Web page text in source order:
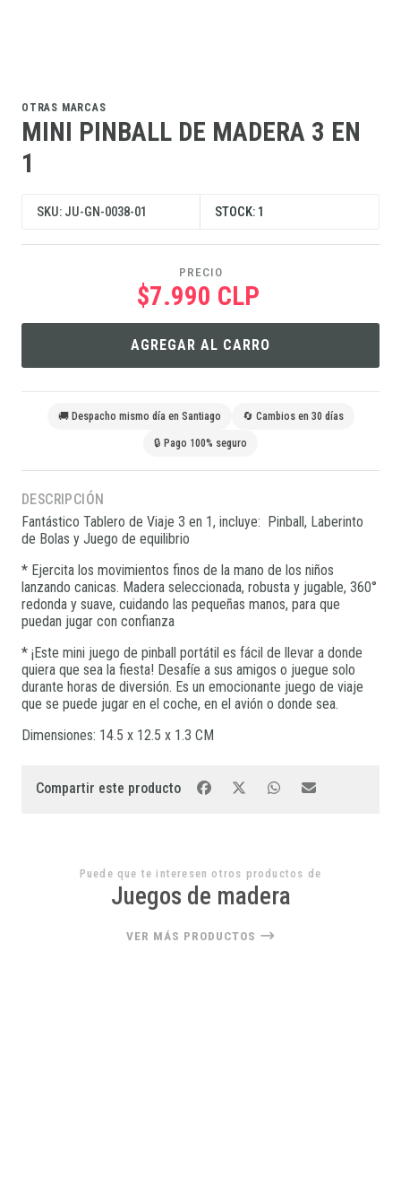
OTRAS MARCAS
MINI PINBALL DE MADERA 3 EN
1
SKU: JU-GN-0038-01 STOCK: 1
PRECIO
$7.990 CLP
AGREGAR AL CARRO
🚚 Despacho mismo día en Santiago 🔄 Cambios en 30 días
🔒 Pago 100% seguro
DESCRIPCIÓN
Fantástico Tablero de Viaje 3 en 1, incluye: Pinball, Laberinto
de Bolas y Juego de equilibrio
* Ejercita los movimientos finos de la mano de los niños
lanzando canicas. Madera seleccionada, robusta y jugable, 360°
redonda y suave, cuidando las pequeñas manos, para que
puedan jugar con confianza
* ¡Este mini juego de pinball portátil es fácil de llevar a donde
quiera que sea la fiesta! Desafíe a sus amigos o juegue solo
durante horas de diversión. Es un emocionante juego de viaje
que se puede jugar en el coche, en el avión o donde sea.
Dimensiones: 14.5 x 12.5 x 1.3 CM
Compartir este producto
Puede que te interesen otros productos de
Juegos de madera
VER MÁS PRODUCTOS